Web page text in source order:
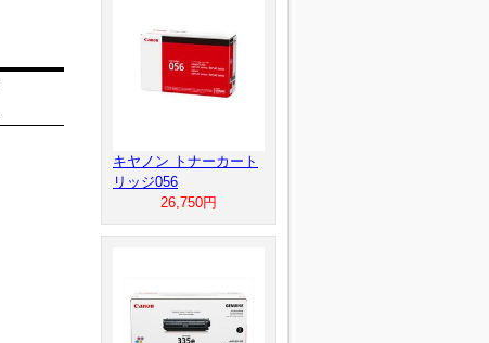
キヤノン トナーカート
リッジ056
26,750円